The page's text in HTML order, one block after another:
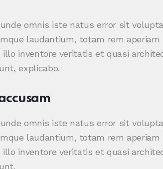
omnis iste natus error sit
laudantium, totam rem aperiam
illo inventore veritatis et quasi
explicabo.
omnis iste natus error sit
laudantium, totam rem aperiam
illo inventore veritatis et quasi